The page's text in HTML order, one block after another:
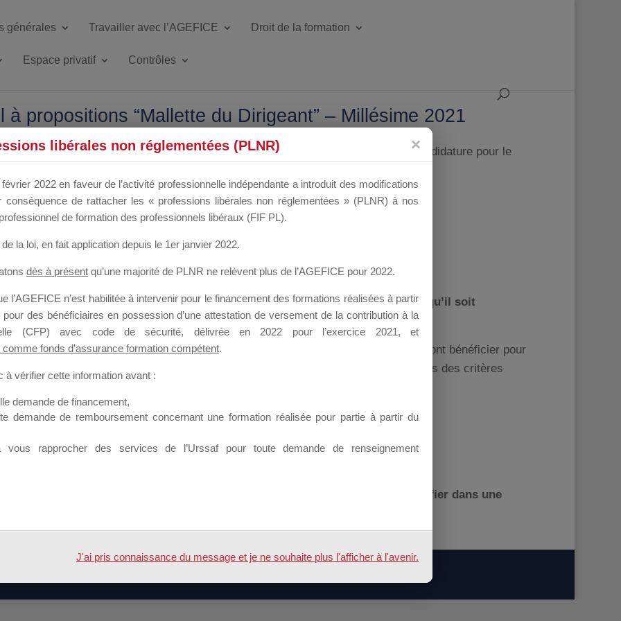
générales Travailler avec l’AGEFICE Droit de la formation
Espace privatif Contrôles
propositions “Mallette du Dirigeant” – Millésime 2021
aux organismes de formation qui n’ont pas d’ores et déjà proposé leur candidature pour le
l’organisme de formation doit :
depuis plus de 3 ans,
par l’AGEFICE,
et contrôles mis en place par l’AGEFICE.
pas ces conditions est informé que sa candidature sera rejetée sans qu’il soit
raisons.
relevant de ce dispositif, ses stagiaires, ressortissants de l’AGEFICE, pourront bénéficier pour
sur le dispositif général (et donc « hors mallette ») de l’AGEFICE en applications des critères
site www.agefice.fr.
à propositions : 12 avril 2021
à propositions : 25 avril 2021 inclus
:
et de disposer de droits suffisants :
pour vous authentifier dans une
libérales non réglementées (PLNR)
2022 en faveur de l’activité professionnelle indépendante a introduit des modifications
conséquence de rattacher les « professions libérales non réglementées » (PLNR) à nos
de formation des professionnels libéraux (FIF PL).
la loi, en fait application depuis le 1er janvier 2022.
dès à présent qu’une majorité de PLNR ne relèvent plus de l’AGEFICE pour 2022.
l’AGEFICE n’est habilitée à intervenir pour le financement des formations réalisées à partir
des bénéficiaires en possession d’une attestation de versement de la contribution à la
(CFP) avec code de sécurité, délivrée en 2022 pour l’exercice 2021, et
comme fonds d’assurance formation compétent.
à vérifier cette information avant :
demande de financement,
demande de remboursement concernant une formation réalisée pour partie à partir du
rapprocher des services de l’Urssaf pour toute demande de renseignement
J'ai pris connaissance du message et je ne souhaite plus l'afficher à l'avenir.